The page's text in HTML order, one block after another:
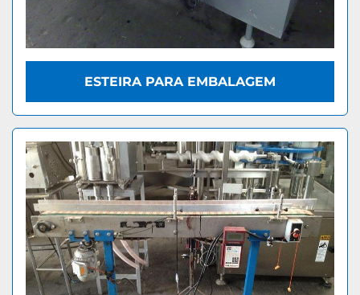
ESTEIRA PARA EMBALAGEM